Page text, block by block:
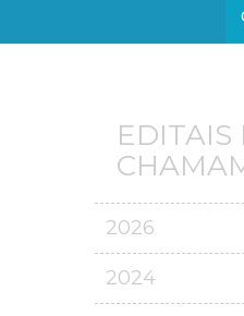
EDITAIS
2026
2024